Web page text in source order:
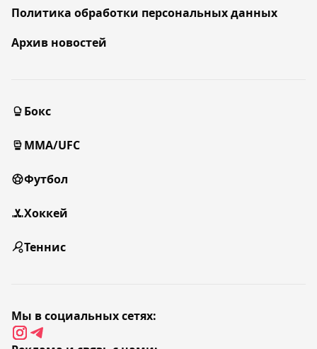
Политика обработки персональных данных
Архив новостей
Бокс
MMA/UFC
Футбол
Хоккей
Теннис
Мы в социальных сетях: